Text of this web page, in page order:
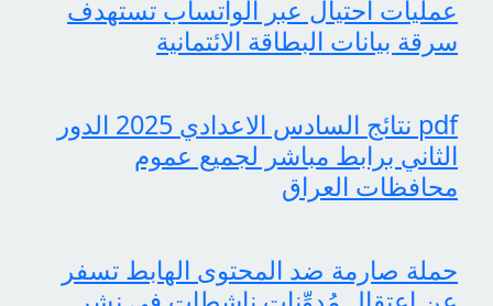
عمليات احتيال عبر الواتساب تستهدف
سرقة بيانات البطاقة الائتمانية
pdf نتائج السادس الاعدادي 2025 الدور
الثاني برابط مباشر لجميع عموم
محافظات العراق
حملة صارمة ضد المحتوى الهابط تسفر